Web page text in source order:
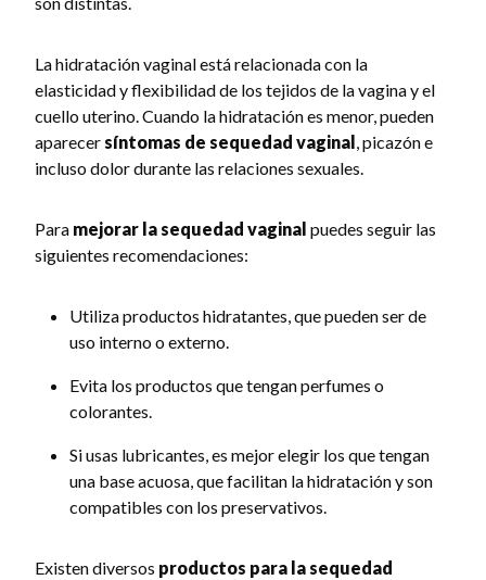
La hidratación vaginal está relacionada con la
elasticidad y flexibilidad de los tejidos de la vagina y el
cuello uterino. Cuando la hidratación es menor, pueden
aparecersíntomas de sequedad vaginal , picazón e
incluso dolor durante las relaciones sexuales.
Para mejorar la sequedad vaginal puedes seguir las
siguientes recomendaciones:
Utiliza productos hidratantes, que pueden ser de
uso interno o externo.
Evita los productos que tengan perfumes o
colorantes.
Si usas lubricantes, es mejor elegir los que tengan
una base acuosa, que facilitan la hidratación y son
compatibles con los preservativos.
Existen diversos productos para la sequedad